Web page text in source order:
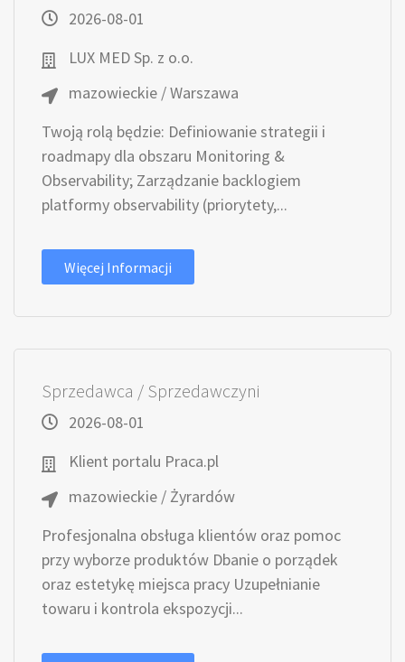
2026-08-01
LUX MED Sp. z o.o.
mazowieckie / Warszawa
Twoją rolą będzie: Definiowanie strategii i
roadmapy dla obszaru Monitoring &
Observability; Zarządzanie backlogiem
platformy observability (priorytety,...
Więcej Informacji
Sprzedawca / Sprzedawczyni
2026-08-01
Klient portalu Praca.pl
mazowieckie / Żyrardów
Profesjonalna obsługa klientów oraz pomoc
przy wyborze produktów Dbanie o porządek
oraz estetykę miejsca pracy Uzupełnianie
towaru i kontrola ekspozycji...